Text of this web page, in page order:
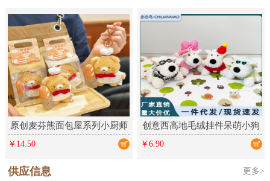
原创麦芬熊面包屋系列小厨师
毛绒钥匙扣卡通挂件可爱礼品
￥14.50
创意西高地毛绒挂件呆萌小狗
学生包包挂饰情侣钥匙扣毛绒
￥6.90
供应信息 更多>